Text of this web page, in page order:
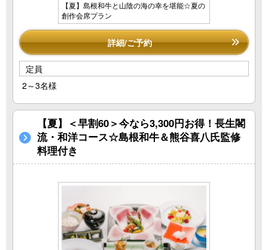
【夏】島根和牛と山陰の海の幸を堪能☆夏の
創作会席プラン
詳細/ご予約
定員
2～3名様
【夏】＜早割60＞今なら3,300円お得！長生閣
流・和洋コース☆島根和牛＆熊谷喜八氏監修
料理付き